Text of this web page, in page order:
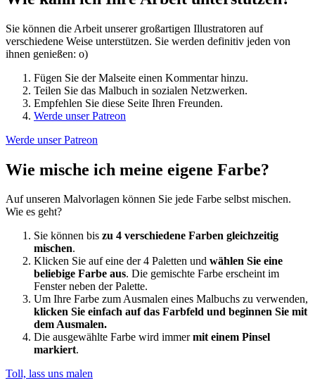
Sie können die Arbeit unserer großartigen Illustratoren auf
verschiedene Weise unterstützen. Sie werden definitiv jeden von
ihnen genießen: o)
Fügen Sie der Malseite einen Kommentar hinzu.
Teilen Sie das Malbuch in sozialen Netzwerken.
Empfehlen Sie diese Seite Ihren Freunden.
Werde unser Patreon
Werde unser Patreon
Wie mische ich meine eigene Farbe?
Auf unseren Malvorlagen können Sie jede Farbe selbst mischen.
Wie es geht?
Sie können bis zu 4 verschiedene Farben gleichzeitig
mischen.
Klicken Sie auf eine der 4 Paletten und wählen Sie eine
beliebige Farbe aus. Die gemischte Farbe erscheint im
Fenster neben der Palette.
Um Ihre Farbe zum Ausmalen eines Malbuchs zu verwenden,
klicken Sie einfach auf das Farbfeld und beginnen Sie mit
dem Ausmalen.
Die ausgewählte Farbe wird immermit einem Pinsel
markiert.
Toll, lass uns malen